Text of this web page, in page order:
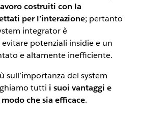
costruiti con la
per l’interazione; pertanto
integratorè
potenziali insidie e un
e altamente inefficiente.
sull’importanza del system
tutti i suoi vantaggi e
che sia efficace.